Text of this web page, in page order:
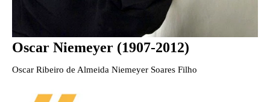
Oscar Niemeyer (1907-2012)
Oscar Ribeiro de Almeida Niemeyer Soares Filho